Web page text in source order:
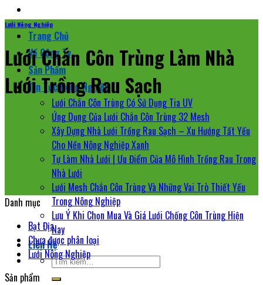
Trang Chủ
Về Công Ty
Sản Phẩm
Tin Tức Nông Nghiệp
Lưới Chắn Côn Trùng Có Sử Dụng Tia UV
Ứng Dụng Của Lưới Chắn Côn Trùng 32 Mesh
Xây Dựng Nhà Lưới Trồng Rau Sạch – Xu Hướng Tất Yếu
Cho Nền Nông Nghiệp Xanh
Tự Làm Nhà Lưới | Ưu Điểm Của Mô Hình Trồng Rau Trong
Nhà Lưới
Lưới Mesh Chắn Côn Trùng Và Những Vai Trò Thiết Yếu
Trong Nông Nghiệp
Lưu Ý Khi Chọn Mua Và Giá Lưới Chống Côn Trùng Hiện
Nay
Liên Hệ
Tìm
kiếm:
Lưới Nông Nghiệp
Lưới Chắn Côn Trùng Làm Nhà
Lưới Trồng Rau Sạch
Danh mục
Bạt Địa
Chưa được phân loại
Lưới Nông Nghiệp
Sản phẩm